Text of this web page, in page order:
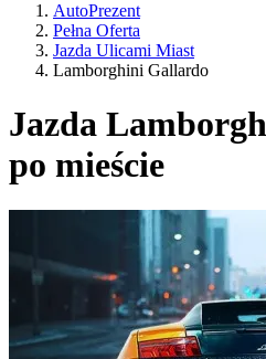
AutoPrezent
Pełna Oferta
Jazda Ulicami Miast
Lamborghini Gallardo
Jazda
po mieście